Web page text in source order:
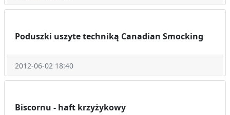
Poduszki uszyte techniką Canadian Smocking
2012-06-02 18:40
Biscornu - haft krzyżykowy